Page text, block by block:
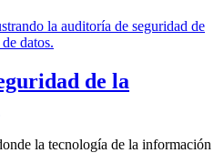
de la
la tecnología de la información